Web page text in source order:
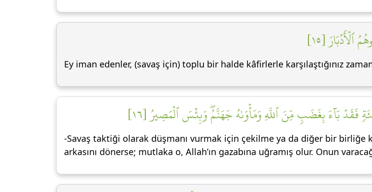
[١٥]
Ey iman edenler, (savaş için) toplu bir halde kâfirlerle karşılaştığınız
فَقَدۡ بَآءَ بِغَضَبٖ مِّنَ ٱللَّهِ وَمَأۡوَىٰهُ جَهَنَّمُۖ وَبِئۡسَ ٱلۡمَصِيرُ [١٦]
-Savaş taktiği olarak düşmanı vurmak için çekilme ya da diğer bir
arkasını dönerse; mutlaka o, Allah’ın gazabına uğramış olur. Onun